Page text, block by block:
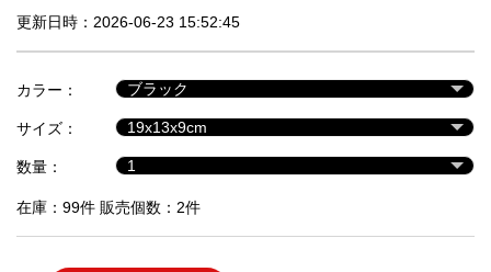
セ
ル
品
更新日時：2026-06-23 15:52:45
カラー：
サイズ：
数量：
在庫：99件 販売個数：2件